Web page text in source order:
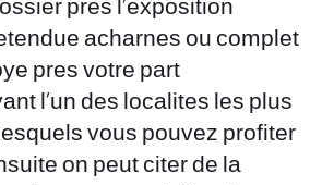
pres l’exposition
acharnes ou complet
pres votre part
l’un des localites les plus
vous pouvez profiter
on peut citer de la